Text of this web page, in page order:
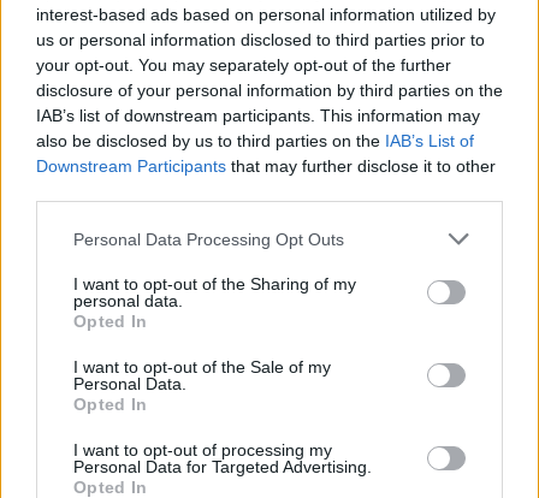
interest-based ads based on personal information utilized by
us or personal information disclosed to third parties prior to
your opt-out. You may separately opt-out of the further
disclosure of your personal information by third parties on the
IAB’s list of downstream participants. This information may
also be disclosed by us to third parties on the IAB’s List of
Downstream Participants that may further disclose it to other
Please note that this website/app uses one or more Google
not limited to your visit or usage behaviour. You may click to
grant or deny consent to Google and its third-party tags to
use your data for below specified purposes in below Google
consent section.
Personal Data Processing Opt Outs
I want to opt-out of the Sharing of my
personal data.
Opted In
I want to opt-out of the Sale of my
Personal Data.
Opted In
I want to opt-out of processing my
Personal Data for Targeted Advertising.
Opted In
daGoogle News
Condividi l'articolo
F
a
ce
b
o
o
k
T
w
it
te
Pi
n
te
re
W
h
at
p
S
h
a
re
Articolo precedente
Prossimo articolo
NOTIZIE RECENTI
Le previsioni meteo per il weekend a Olbia e in